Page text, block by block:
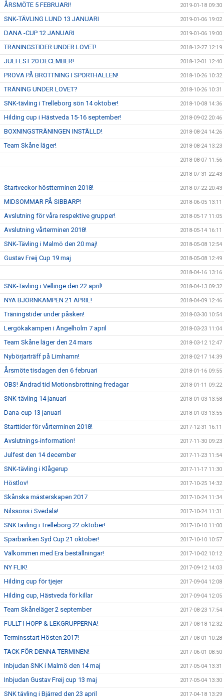
ÅRSMÖTE 5 FEBRUARI! 2019-01-18 09:30
SNK-TÄVLING LUND 13 JANUARI 2019-01-06 19:02
DANA -CUP 12 JANUARI 2019-01-06 19:00
TRÄNINGSTIDER UNDER LOVET! 2018-12-27 12:19
JULFEST 20 DECEMBER! 2018-12-01 12:40
PROVA PÅ BROTTNING I SPORTHALLEN! 2018-10-26 10:32
TRÄNING UNDER LOVET? 2018-10-26 10:31
SNK-tävling i Trelleborg sön 14 oktober! 2018-10-08 14:36
Hilding cup i Hästveda 15-16 september! 2018-09-02 20:46
BOXNINGSTRÄNINGEN INSTÄLLD! 2018-08-24 14:26
Team Skåne läger! 2018-08-24 13:23
2018-08-07 11:56
2018-07-31 22:43
Startveckor höstterminen 2018! 2018-07-22 20:43
MIDSOMMAR PÅ SIBBARP! 2018-06-05 13:11
Avslutning för våra respektive grupper! 2018-05-17 11:05
Avslutning vårterminen 2018! 2018-05-14 16:11
SNK-Tävling i Malmö den 20 maj! 2018-05-08 12:54
Gustav Freij Cup 19 maj 2018-05-08 12:49
2018-04-16 13:16
SNK-Tävling i Vellinge den 22 april! 2018-04-13 09:32
NYA BJÖRNKAMPEN 21 APRIL! 2018-04-09 12:46
Träningstider under påsken! 2018-03-30 10:54
Lergökakampen i Ängelholm 7 april 2018-03-23 11:04
Team Skåne läger den 24 mars 2018-03-12 12:47
Nybörjarträff på Limhamn! 2018-02-17 14:39
Årsmöte tisdagen den 6 februari 2018-01-16 09:55
OBS! Ändrad tid Motionsbrottning fredagar 2018-01-11 09:22
SNK-tävling 14 januari 2018-01-03 13:58
Dana-cup 13 januari 2018-01-03 13:55
Starttider för vårterminen 2018! 2017-12-31 16:11
Avslutnings-information! 2017-11-30 09:23
Julfest den 14 december 2017-11-23 11:54
SNK-tävling i Klågerup 2017-11-17 11:30
Höstlov! 2017-10-25 14:32
Skånska mästerskapen 2017 2017-10-24 11:34
Nilssons i Svedala! 2017-10-24 11:31
SNK tävling i Trelleborg 22 oktober! 2017-10-10 11:00
Sparbanken Syd Cup 21 oktober! 2017-10-10 10:57
Välkommen med Era beställningar! 2017-10-02 10:12
NY FLIK! 2017-09-12 14:03
Hilding cup för tjejer 2017-09-04 12:08
Hilding cup, Hästveda för killar 2017-09-04 12:05
Team Skåneläger 2 september 2017-08-23 17:54
FULLT I HOPP & LEKGRUPPERNA! 2017-08-18 12:32
Terminsstart Hösten 2017! 2017-08-01 10:28
TACK FÖR DENNA TERMINEN! 2017-06-01 08:50
Inbjudan SNK i Malmö den 14 maj 2017-05-04 13:31
Inbjudan Gustav Freij cup 13 maj 2017-05-04 13:30
SNK tävling i Bjärred den 23 april 2017-04-18 13:29